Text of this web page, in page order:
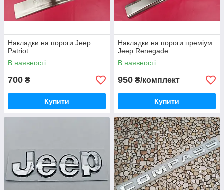
Накладки на пороги Jeep
Patriot
В наявності
700 ₴
Купити
Накладки на пороги преміум
Jeep Renegade
В наявності
950 ₴/комплект
Купити